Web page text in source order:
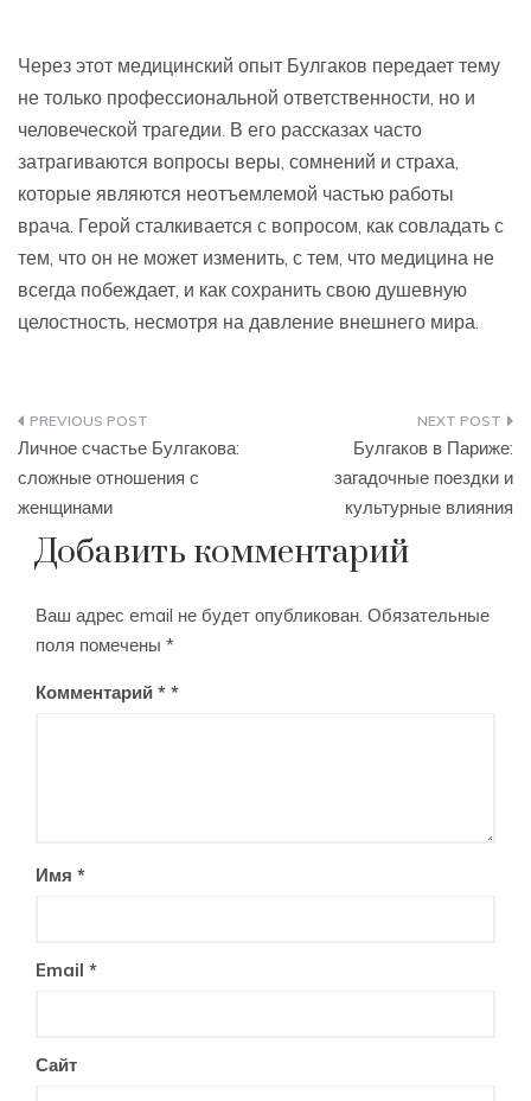
Через этот медицинский опыт Булгаков передает тему
не только профессиональной ответственности, но и
человеческой трагедии. В его рассказах часто
затрагиваются вопросы веры, сомнений и страха,
которые являются неотъемлемой частью работы
врача. Герой сталкивается с вопросом, как совладать с
тем, что он не может изменить, с тем, что медицина не
всегда побеждает, и как сохранить свою душевную
целостность, несмотря на давление внешнего мира.
Навигация
по
записям
Личное счастье Булгакова:
сложные отношения с
женщинами
Булгаков в Париже:
загадочные поездки и
культурные влияния
Добавить комментарий
Ваш адрес email не будет опубликован. Обязательные
поля помечены *
Комментарий *
Имя *
Email *
Сайт